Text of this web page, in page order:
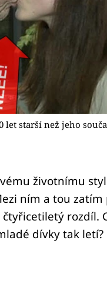
let starší než jeho
životnímu
ním a tou zatím
rozdíl.
dívky tak letí?